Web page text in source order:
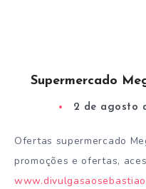
Supermercado
2 de agosto
Ofertas supermercado
promoções e ofertas,